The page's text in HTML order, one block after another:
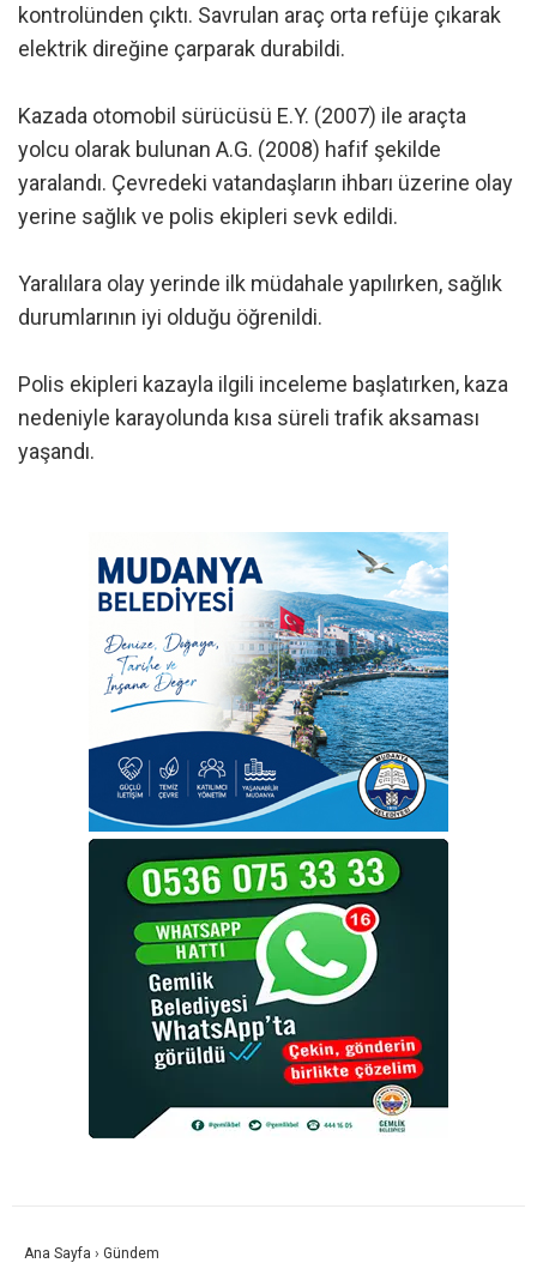
kontrolünden çıktı. Savrulan araç orta refüje çıkarak
elektrik direğine çarparak durabildi.
Kazada otomobil sürücüsü E.Y. (2007) ile araçta
yolcu olarak bulunan A.G. (2008) hafif şekilde
yaralandı. Çevredeki vatandaşların ihbarı üzerine olay
yerine sağlık ve polis ekipleri sevk edildi.
Yaralılara olay yerinde ilk müdahale yapılırken, sağlık
durumlarının iyi olduğu öğrenildi.
Polis ekipleri kazayla ilgili inceleme başlatırken, kaza
nedeniyle karayolunda kısa süreli trafik aksaması
yaşandı.
Ana Sayfa › Gündem